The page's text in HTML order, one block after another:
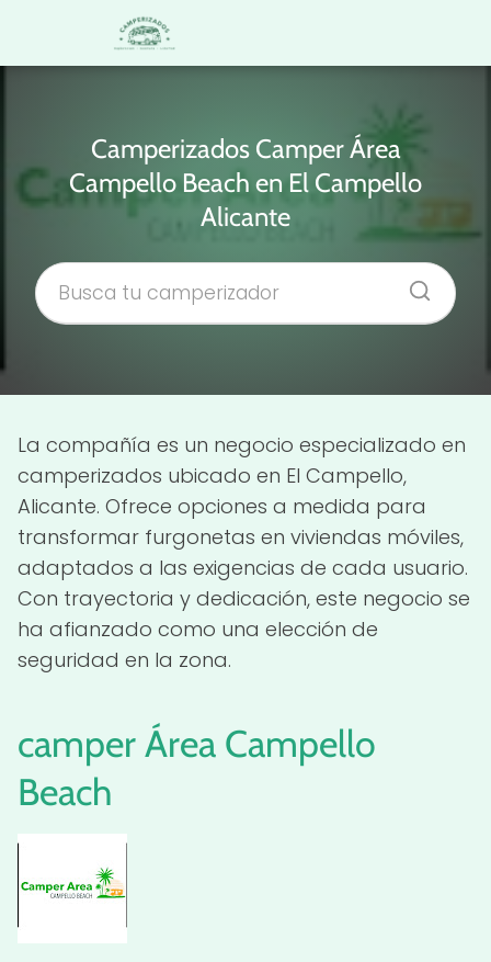
Camperizados Camper Área
Campello Beach en El Campello
Alicante
La compañía es un negocio especializado en
camperizados ubicado en El Campello,
Alicante. Ofrece opciones a medida para
transformar furgonetas en viviendas móviles,
adaptados a las exigencias de cada usuario.
Con trayectoria y dedicación, este negocio se
ha afianzado como una elección de
seguridad en la zona.
camperÁrea Campello
Beach